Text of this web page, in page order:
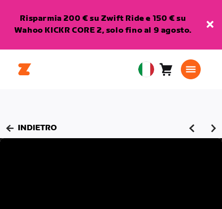
Risparmia 200 € su Zwift Ride e 150 € su
Wahoo KICKR CORE 2, solo fino al 9 agosto.
EuropeanCarrello0
INDIETRO